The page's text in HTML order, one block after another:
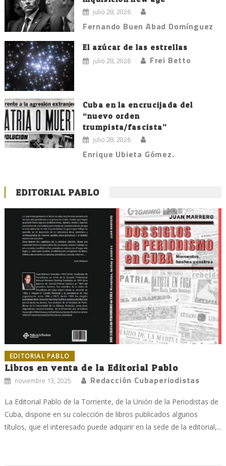
julio 28, 2026
Fernando Buen Abad Domínguez
El azúcar de las estrellas
julio 28, 2026 Frei Betto
Cuba en la encrucijada del
“nuevo orden
trumpista/fascista”
julio 28, 2026
Enrique Ubieta Gómez.
EDITORIAL PABLO
EDITORIAL PABLO
Libros en venta de la Editorial Pablo
noviembre 13, 2025 Redacción Cubaperiodistas
La Editorial Pablo de la Torriente, de la Unión de la Periodistas de
Cuba, dispone en su colección de libros publicados algunos
títulos, que el interesado puede adquirir en la sede de la editorial,...